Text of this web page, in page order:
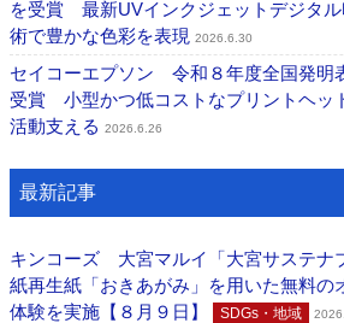
を受賞 最新UVインクジェットデジタ
術で豊かな色彩を表現 2026.6.30
セイコーエプソン 令和８年度全国発明
受賞 小型かつ低コストなプリントヘッ
活動支える 2026.6.26
最新記事
キンコーズ 大宮マルイ「大宮サステ
紙再生紙「おきあがみ」を用いた無料の
体験を実施【８月９日】
SDGs・地域